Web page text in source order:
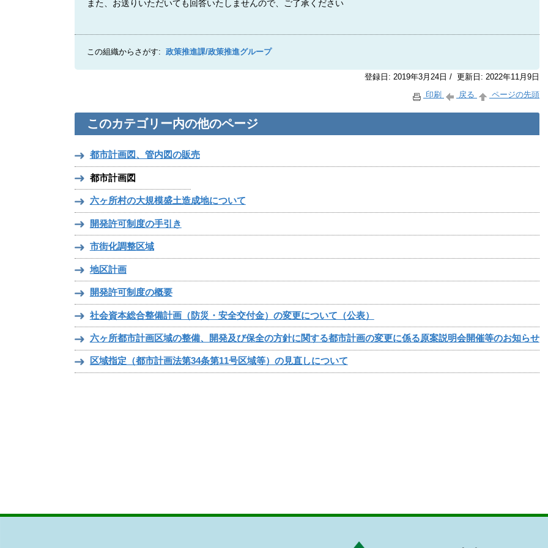
また、お送りいただいても回答いたしませんので、ご了承ください
この組織からさがす: 政策推進課/政策推進グループ
登録日: 2019年3月24日 / 更新日: 2022年11月9日
印刷
戻る ページの先頭
このカテゴリー内の他のページ
都市計画図、管内図の販売
都市計画図
六ヶ所村の⼤規模盛⼟造成地について
開発許可制度の手引き
市街化調整区域
地区計画
開発許可制度の概要
社会資本総合整備計画（防災・安全交付金）の変更について（公表）
六ヶ所都市計画区域の整備、開発及び保全の方針に関する都市計画の変更に係る原案説明会開催等のお知らせ
区域指定（都市計画法第34条第11号区域等）の見直しについて